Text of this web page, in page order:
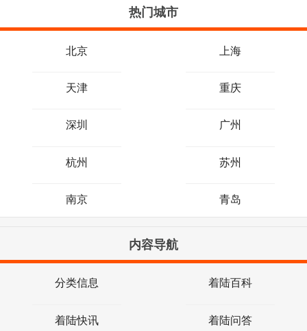
热门城市
北京 上海
天津 重庆
深圳 广州
杭州 苏州
南京 青岛
内容导航
分类信息 着陆百科
着陆快讯 着陆问答